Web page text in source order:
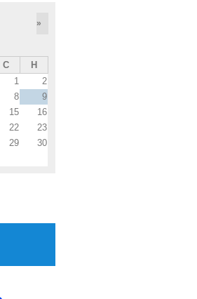
»
С
Н
1
2
8
9
15
16
22
23
29
30